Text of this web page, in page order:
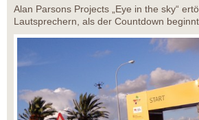
Alan Parsons Projects „Eye in the sky“
Lautsprechern, als der Countdown